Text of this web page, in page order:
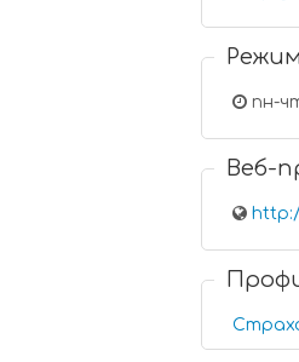
пн-чт
Веб-